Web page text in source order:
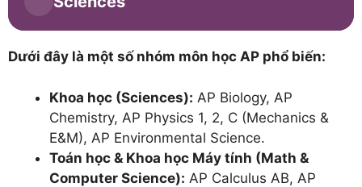
Precalculus
Statistics
Computer Science Principles
Biology
Chemistry
Physics 1
Dưới đây là một số nhóm môn học AP phổ biến:
Khoa học (Sciences): AP Biology, AP
Chemistry, AP Physics 1, 2, C (Mechanics &
E&M), AP Environmental Science.
Toán học & Khoa học Máy tính (Math &
Computer Science): AP Calculus AB, AP